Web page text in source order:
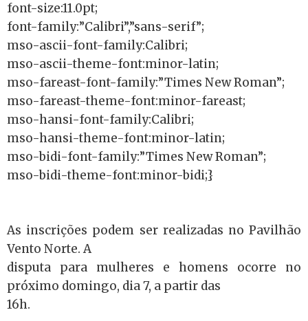
font-size:11.0pt;
font-family:”Calibri”,”sans-serif”;
mso-ascii-font-family:Calibri;
mso-ascii-theme-font:minor-latin;
mso-fareast-font-family:”Times New Roman”;
mso-fareast-theme-font:minor-fareast;
mso-hansi-font-family:Calibri;
mso-hansi-theme-font:minor-latin;
mso-bidi-font-family:”Times New Roman”;
mso-bidi-theme-font:minor-bidi;}
As inscrições podem ser realizadas no Pavilhão
Vento Norte. A
disputa para mulheres e homens ocorre no
próximo domingo, dia 7, a partir das
16h.